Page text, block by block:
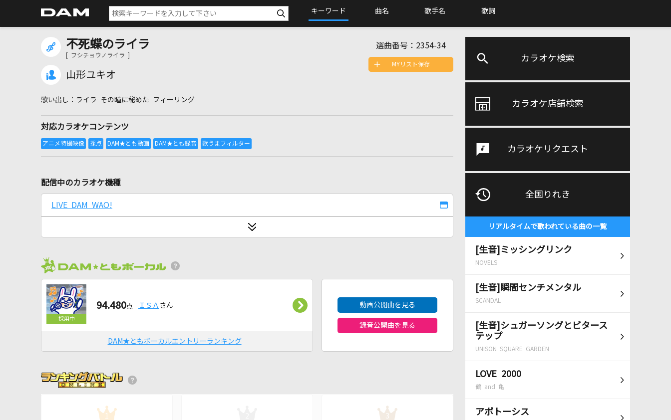
キーワード 曲名 歌手名 歌詞
カラオケ検索
カラオケ店舗検索
カラオケリクエスト
全国りれき
リアルタイムで歌われている曲の一覧
[生音]ミッシングリンク
NOVELS
[生音]瞬間センチメンタル
SCANDAL
[生音]シュガーソングとビタース
テップ
UNISON SQUARE GARDEN
LOVE 2000
鶴 and 亀
アポトーシス
不死蝶のライラ
[ フシチョウノライラ ]
山形ユキオ
選曲番号： 2354-34
ライラ その瞳に秘めた フィーリング
対応カラオケコンテンツ
MYリスト保存
配信中のカラオケ機種
LIVE DAM WAO!
94.480点 ＩＳＡ さん
DAM★ともボーカルエントリーランキング
動画公開曲を見る
録音公開曲を見る
1 3